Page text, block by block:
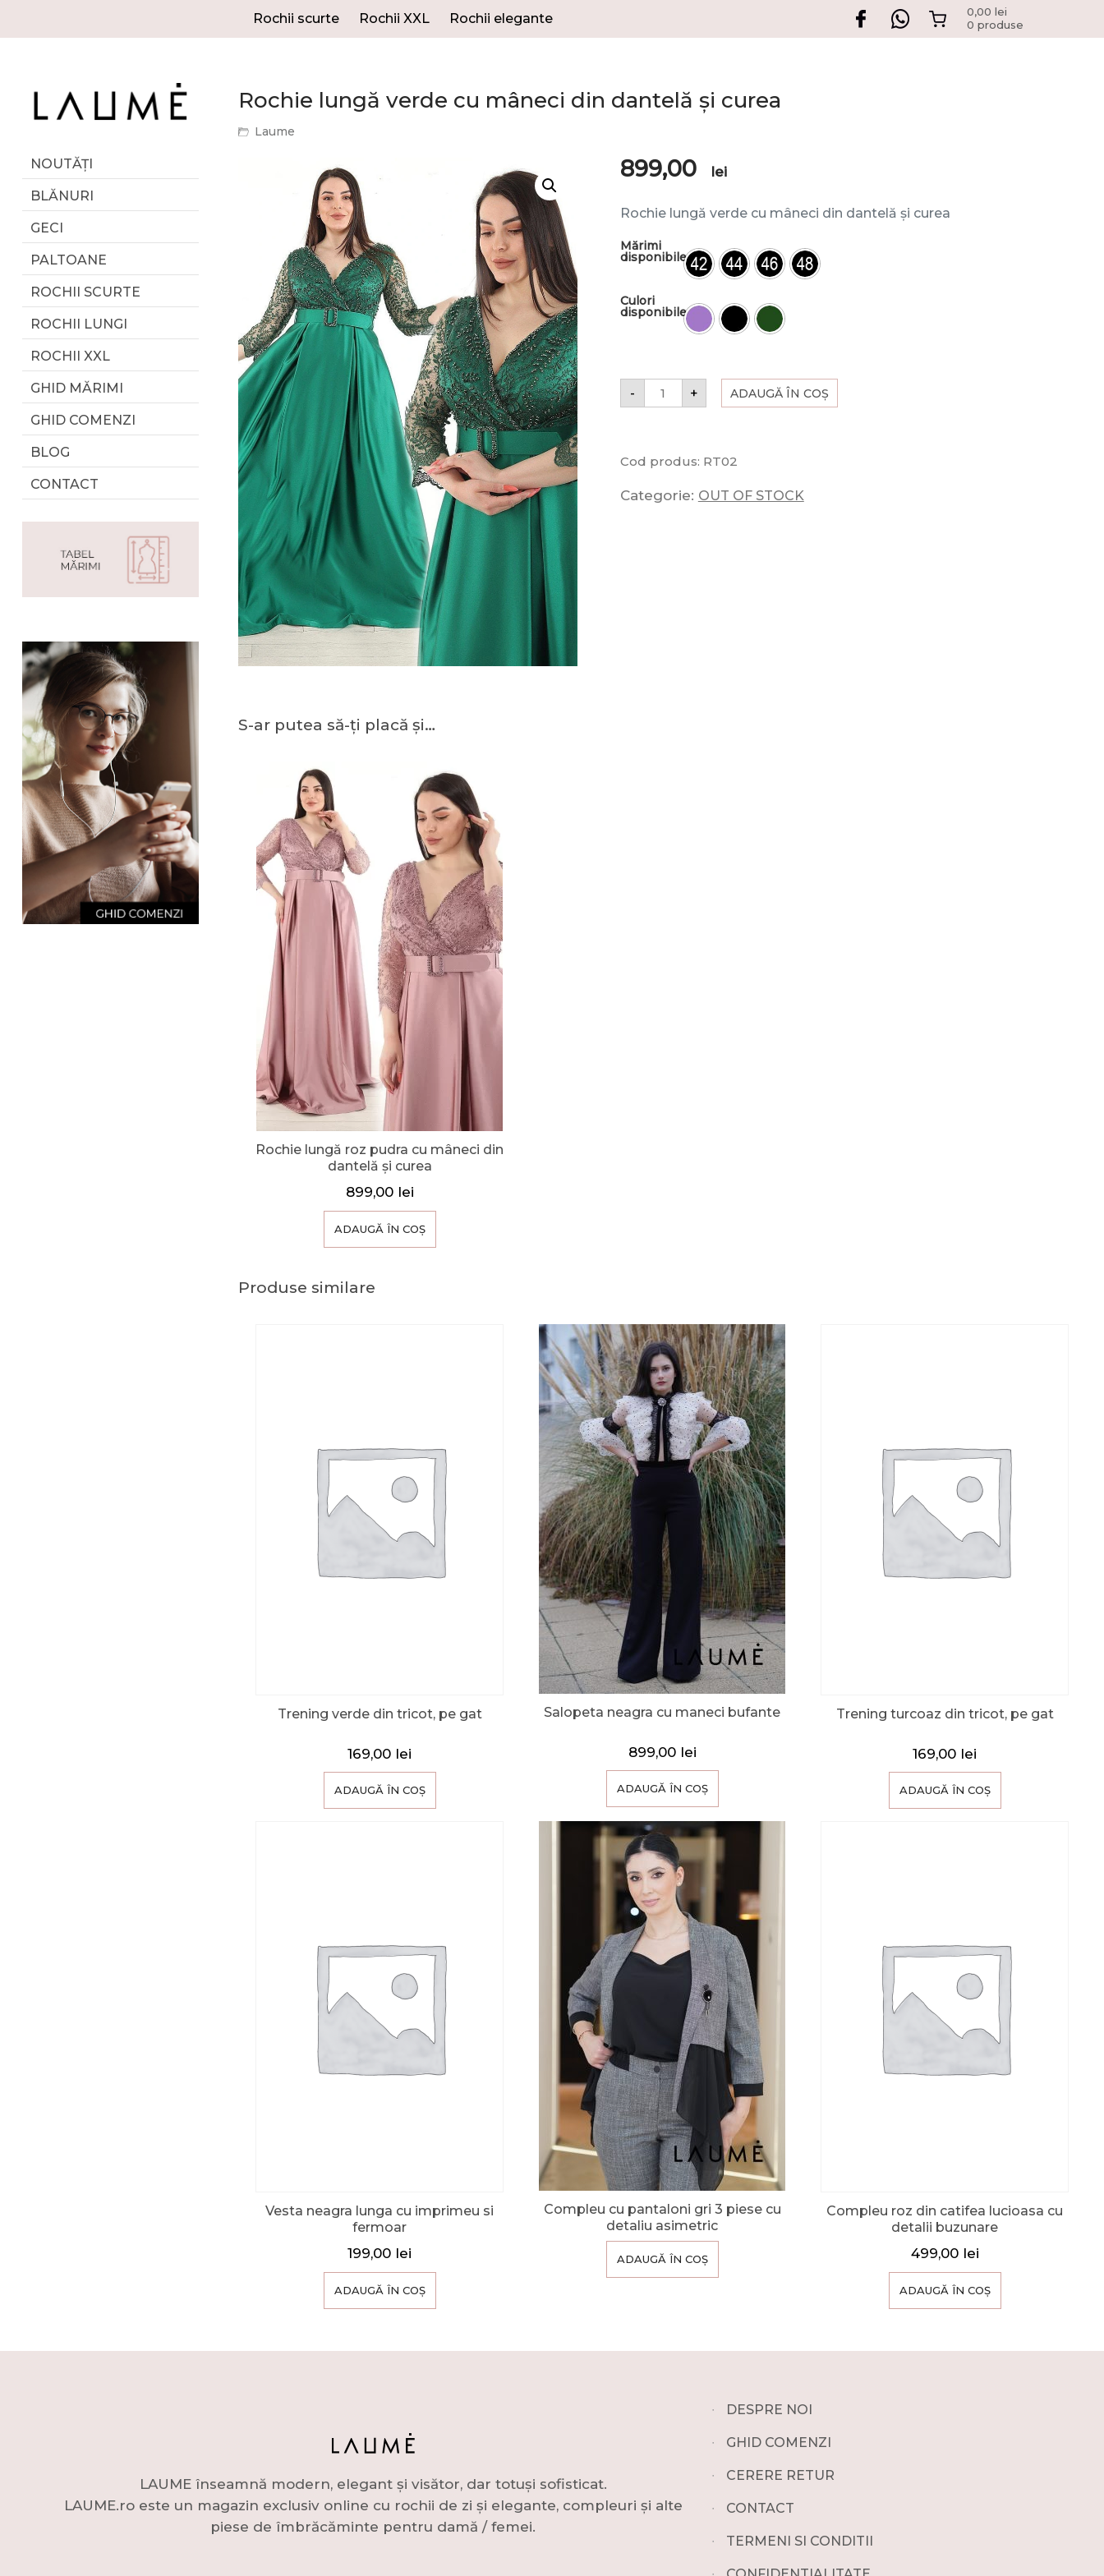
0,00 lei
0 produse
Rochii scurte Rochii XXL Rochii elegante
NOUTĂȚI
BLĂNURI
GECI
PALTOANE
ROCHII SCURTE
ROCHII LUNGI
ROCHII XXL
GHID MĂRIMI
GHID COMENZI
BLOG
CONTACT
Rochie lungă verde cu mâneci din dantelă și curea
Laume
899,00 lei
Rochie lungă verde cu mâneci din dantelă și curea
Mărimi
disponibile
Culori
disponibile
- + ADAUGĂ ÎN COȘ
Cod produs: RT02
Categorie: OUT OF STOCK
S-ar putea să-ți placă și…
Rochie lungă roz pudra cu mâneci din
dantelă și curea
899,00 lei
ADAUGĂ ÎN COȘ
Produse similare
Trening verde din tricot, pe gat
169,00 lei
ADAUGĂ ÎN COȘ
Salopeta neagra cu maneci bufante
899,00 lei
ADAUGĂ ÎN COȘ
Trening turcoaz din tricot, pe gat
169,00 lei
ADAUGĂ ÎN COȘ
Vesta neagra lunga cu imprimeu si
fermoar
199,00 lei
ADAUGĂ ÎN COȘ
Compleu cu pantaloni gri 3 piese cu
detaliu asimetric
ADAUGĂ ÎN COȘ
Compleu roz din catifea lucioasa cu
detalii buzunare
499,00 lei
ADAUGĂ ÎN COȘ
LAUME înseamnă modern, elegant și visător, dar totuși sofisticat.
LAUME.ro este un magazin exclusiv online cu rochii de zi și elegante, compleuri și alte
piese de îmbrăcăminte pentru damă / femei.
∙ DESPRE NOI
∙ GHID COMENZI
∙ CERERE RETUR
∙ CONTACT
∙ TERMENI SI CONDITII